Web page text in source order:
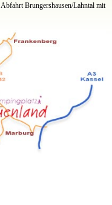
Brungershausen/Lahntal mit